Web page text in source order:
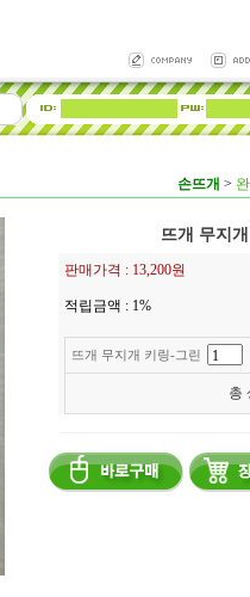
손뜨개 >
뜨개 무지
판매가격 : 13,200원
적립금액 : 1%
뜨개 무지개 키링-그린
총